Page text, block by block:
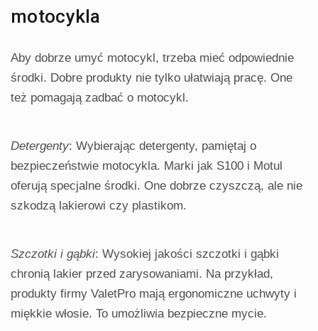
motocykla
Aby dobrze umyć motocykl, trzeba mieć odpowiednie
środki. Dobre produkty nie tylko ułatwiają pracę. One
też pomagają zadbać o motocykl.
Detergenty: Wybierając detergenty, pamiętaj o
bezpieczeństwie motocykla. Marki jak S100 i Motul
oferują specjalne środki. One dobrze czyszczą, ale nie
szkodzą lakierowi czy plastikom.
Szczotki i gąbki: Wysokiej jakości szczotki i gąbki
chronią lakier przed zarysowaniami. Na przykład,
produkty firmy ValetPro mają ergonomiczne uchwyty i
miękkie włosie. To umożliwia bezpieczne mycie.